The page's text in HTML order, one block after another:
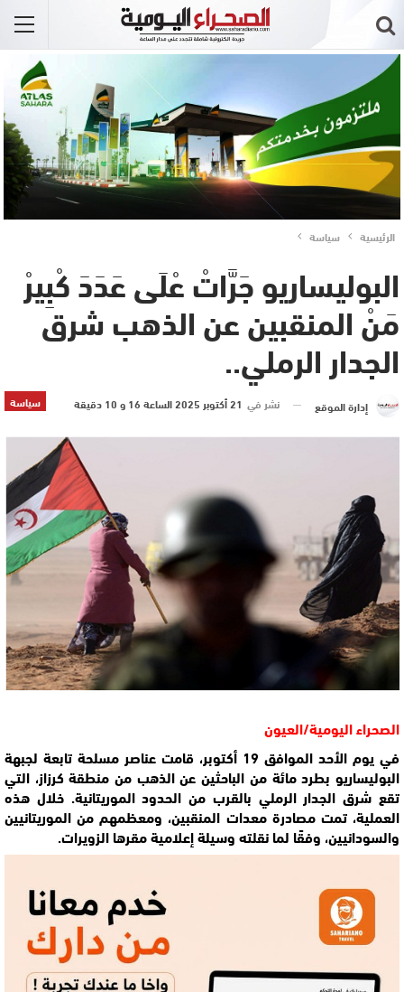
الرئيسية سياسة
البوليساريو جَرَّاتْ عْلَى عَدَدَ كْبِيرْ
مَنْ المنقبين عن الذهب شرق
الجدار الرملي..
سياسة إدارة الموقع نشر في 21 أكتوبر 2025 الساعة 16 و 10 دقيقة
الصحراء اليومية/العيون
في يوم الأحد الموافق 19 أكتوبر، قامت عناصر مسلحة تابعة لجبهة
البوليساريو بطرد مائة من الباحثين عن الذهب من منطقة كرزاز، التي
تقع شرق الجدار الرملي بالقرب من الحدود الموريتانية. خلال هذه
العملية، تمت مصادرة معدات المنقبين، ومعظمهم من الموريتانيين
والسودانيين، وفقًا لما نقلتهوسيلة إعلامية مقرها الزويرات.